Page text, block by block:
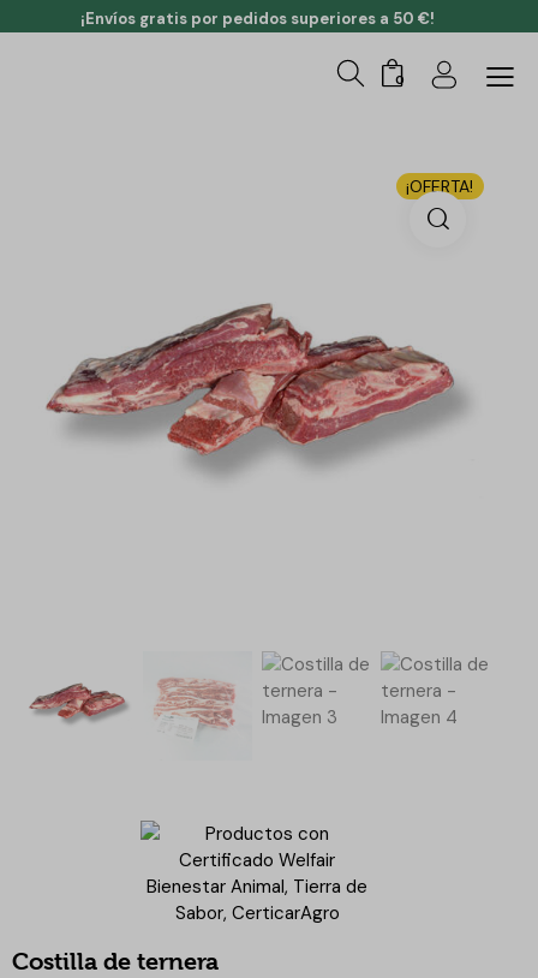
¡Envíos gratis por pedidos superiores a 50 €!
0
¡OFERTA!
Costilla de ternera